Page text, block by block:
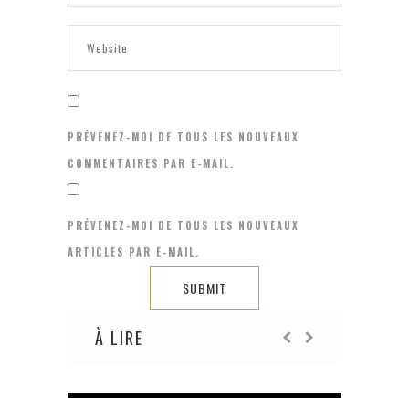
PRÉVENEZ-MOI DE TOUS LES NOUVEAUX
COMMENTAIRES PAR E-MAIL.
PRÉVENEZ-MOI DE TOUS LES NOUVEAUX
ARTICLES PAR E-MAIL.
À LIRE